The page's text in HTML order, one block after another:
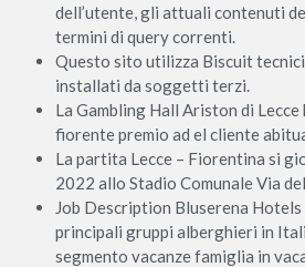
dell’utente, gli attuali contenuti
termini di query correnti.
Questo sito utilizza Biscuit
installati da soggetti terzi.
La Gambling Hall Ariston di
fiorente premio ad el cliente
La partita Lecce – Fiorentina si
2022 allo Stadio Comunale Via
Job Description Bluserena Hotels
principali gruppi alberghieri in
segmento vacanze famiglia in